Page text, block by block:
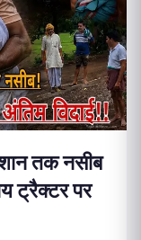
तक नसीब
ट्रैक्टर पर